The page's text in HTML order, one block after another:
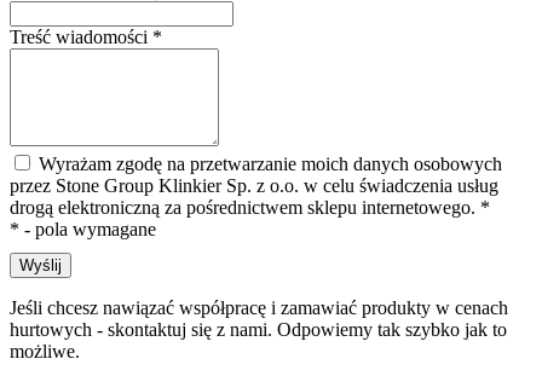
Treść wiadomości *
Wyrażam zgodę na przetwarzanie moich danych osobowych
przez Stone Group Klinkier Sp. z o.o. w celu świadczenia usług
drogą elektroniczną za pośrednictwem sklepu internetowego. *
* - pola wymagane
Wyślij
Jeśli chcesz nawiązać współpracę i zamawiać produkty w cenach
hurtowych - skontaktuj się z nami. Odpowiemy tak szybko jak to
możliwe.